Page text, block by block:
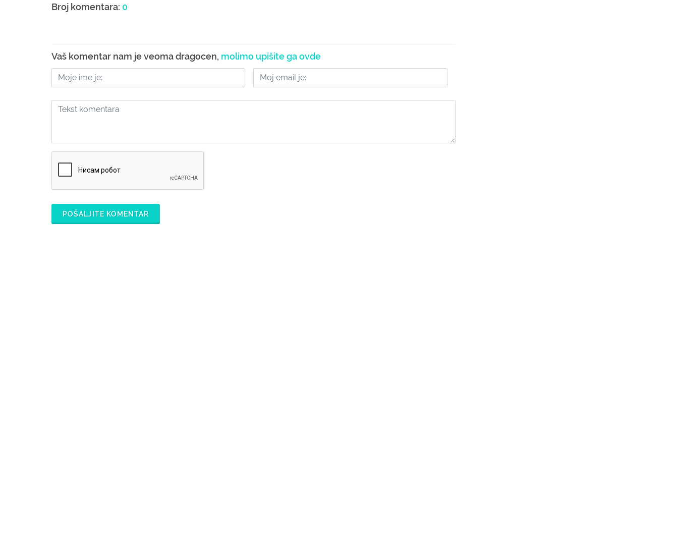
Broj komentara: 0
Vaš komentar nam je veoma dragocen, molimo upišite ga ovde
POŠALJITE KOMENTAR